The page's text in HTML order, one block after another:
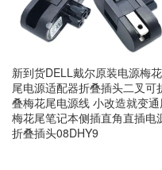
新到货DELL戴尔原装电源梅花
尾电源适配器折叠插头二叉可
叠梅花尾电源线 小改造就变通
梅花尾笔记本侧插直角直插电
折叠插头08DHY9